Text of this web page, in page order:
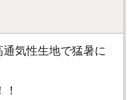
気性生地で猛暑に